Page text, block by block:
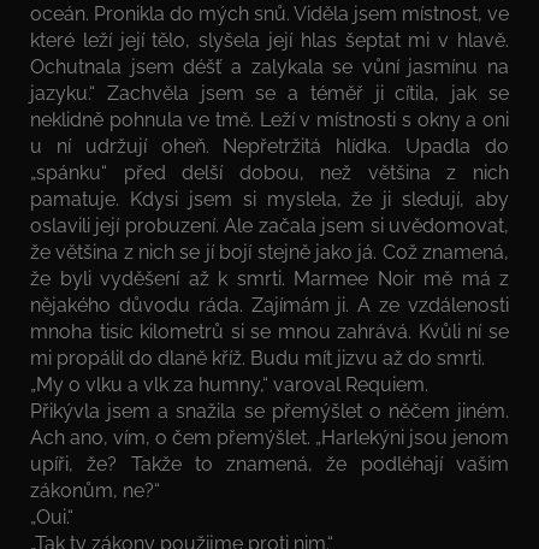
oceán. Pronikla do mých snů. Viděla jsem místnost, ve
které leží její tělo, slyšela její hlas šeptat mi v hlavě.
Ochutnala jsem déšť a zalykala se vůní jasmínu na
jazyku.“ Zachvěla jsem se a téměř ji cítila, jak se
neklidně pohnula ve tmě. Leží v místnosti s okny a oni
u ní udržují oheň. Nepřetržitá hlídka. Upadla do
„spánku“ před delší dobou, než většina z nich
pamatuje. Kdysi jsem si myslela, že ji sledují, aby
oslavili její probuzení. Ale začala jsem si uvědomovat,
že většina z nich se jí bojí stejně jako já. Což znamená,
že byli vyděšení až k smrti. Marmee Noir mě má z
nějakého důvodu ráda. Zajímám ji. A ze vzdálenosti
mnoha tisíc kilometrů si se mnou zahrává. Kvůli ní se
mi propálil do dlaně kříž. Budu mít jizvu až do smrti.
„My o vlku a vlk za humny,“ varoval Requiem.
Přikývla jsem a snažila se přemýšlet o něčem jiném.
Ach ano, vím, o čem přemýšlet. „Harlekýni jsou jenom
upíři, že? Takže to znamená, že podléhají vašim
zákonům, ne?“
„Oui.“
„Tak ty zákony použijme proti nim.“